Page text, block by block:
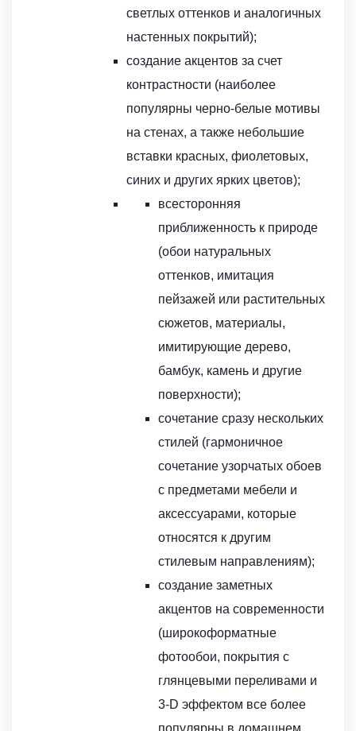
светлых оттенков и аналогичных
настенных покрытий);
создание акцентов за счет
контрастности (наиболее
популярны черно-белые мотивы
на стенах, а также небольшие
вставки красных, фиолетовых,
синих и других ярких цветов);
всесторонняя
приближенность к природе
(обои натуральных
оттенков, имитация
пейзажей или растительных
сюжетов, материалы,
имитирующие дерево,
бамбук, камень и другие
поверхности);
сочетание сразу нескольких
стилей (гармоничное
сочетание узорчатых обоев
с предметами мебели и
аксессуарами, которые
относятся к другим
стилевым направлениям);
создание заметных
акцентов на современности
(широкоформатные
фотообои, покрытия с
глянцевыми переливами и
3-D эффектом все более
популярны в домашнем